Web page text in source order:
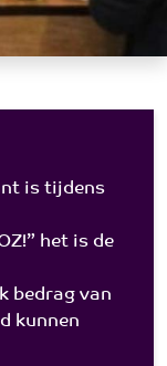
is tijdens
het is de
bedrag van
kunnen